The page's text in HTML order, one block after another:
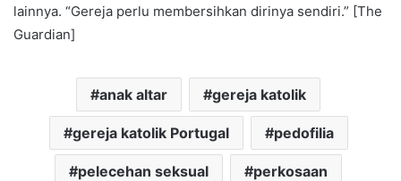
lainnya. “Gereja perlu membersihkan dirinya sendiri.” [The
Guardian]
anak altar gereja katolik
gereja katolik Portugal pedofilia
pelecehan seksual perkosaan